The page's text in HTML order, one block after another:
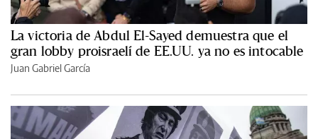
La victoria de Abdul El-Sayed demuestra que el
gran lobby proisraelí de EE.UU. ya no es intocable
Juan Gabriel García